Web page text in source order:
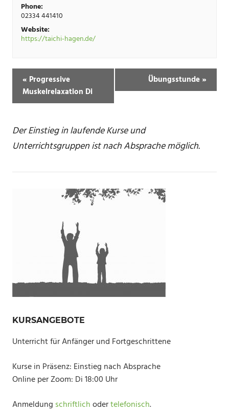
Phone:
02334 441410
Website:
https://taichi-hagen.de/
« Progressive
Muskelrelaxation Di
Übungsstunde »
Der Einstieg in laufende Kurse und
Unterrichtsgruppen ist nach Absprache möglich.
KURSANGEBOTE
Unterricht für Anfänger und Fortgeschrittene
Kurse in Präsenz: Einstieg nach Absprache
Online per Zoom: Di 18:00 Uhr
Anmeldung schriftlichodertelefonisch.